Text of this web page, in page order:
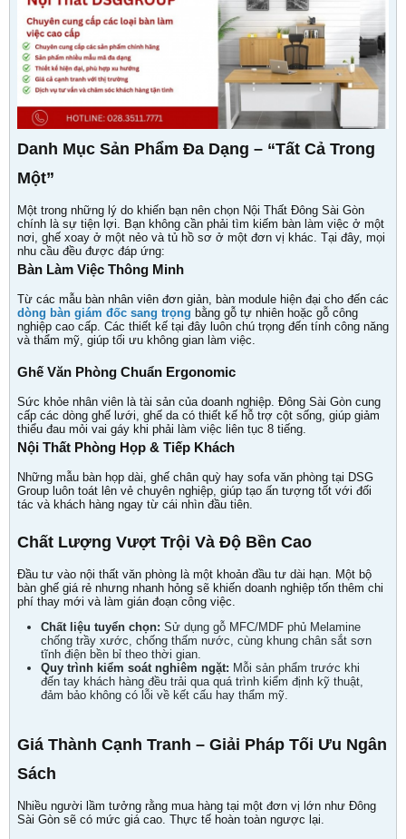
Danh Mục Sản Phẩm Đa Dạng – “Tất Cả Trong
Một”
Một trong những lý do khiến bạn nên chọn Nội Thất Đông Sài Gòn
chính là sự tiện lợi. Bạn không cần phải tìm kiếm bàn làm việc ở một
nơi, ghế xoay ở một nẻo và tủ hồ sơ ở một đơn vị khác. Tại đây, mọi
nhu cầu đều được đáp ứng:
Bàn Làm Việc Thông Minh
Từ các mẫu bàn nhân viên đơn giản, bàn module hiện đại cho đến các
dòng bàn giám đốc sang trọng bằng gỗ tự nhiên hoặc gỗ công
nghiệp cao cấp. Các thiết kế tại đây luôn chú trọng đến tính công năng
và thẩm mỹ, giúp tối ưu không gian làm việc.
Ghế Văn Phòng Chuẩn Ergonomic
Sức khỏe nhân viên là tài sản của doanh nghiệp. Đông Sài Gòn cung
cấp các dòng ghế lưới, ghế da có thiết kế hỗ trợ cột sống, giúp giảm
thiểu đau mỏi vai gáy khi phải làm việc liên tục 8 tiếng.
Nội Thất Phòng Họp & Tiếp Khách
Những mẫu bàn họp dài, ghế chân quỳ hay sofa văn phòng tại DSG
Group luôn toát lên vẻ chuyên nghiệp, giúp tạo ấn tượng tốt với đối
tác và khách hàng ngay từ cái nhìn đầu tiên.
Chất Lượng Vượt Trội Và Độ Bền Cao
Đầu tư vào nội thất văn phòng là một khoản đầu tư dài hạn. Một bộ
bàn ghế giá rẻ nhưng nhanh hỏng sẽ khiến doanh nghiệp tốn thêm chi
phí thay mới và làm gián đoạn công việc.
Chất liệu tuyển chọn: Sử dụng gỗ MFC/MDF phủ Melamine
chống trầy xước, chống thấm nước, cùng khung chân sắt sơn
tĩnh điện bền bỉ theo thời gian.
Quy trình kiểm soát nghiêm ngặt: Mỗi sản phẩm trước khi
đến tay khách hàng đều trải qua quá trình kiểm định kỹ thuật,
đảm bảo không có lỗi về kết cấu hay thẩm mỹ.
Giá Thành Cạnh Tranh – Giải Pháp Tối Ưu Ngân
Sách
Nhiều người lầm tưởng rằng mua hàng tại một đơn vị lớn như Đông
Sài Gòn sẽ có mức giá cao. Thực tế hoàn toàn ngược lại.